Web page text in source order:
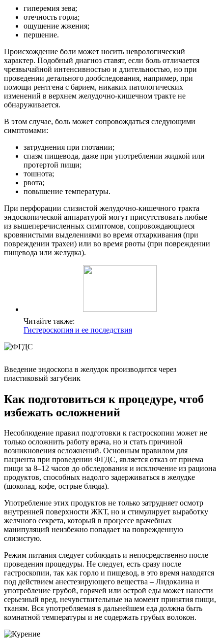
гиперемия зева;
отечность горла;
ощущение жжения;
першение.
Происхождение боли может носить неврологический
характер. Подобный диагноз ставят, если боль отличается
чрезвычайной интенсивностью и длительностью, но при
проведении детального дообследования, например, при
помощи рентгена с барием, никаких патологических
изменений в верхнем желудочно-кишечном тракте не
обнаруживается.
В этом случае, боль может сопровождаться следующими
симптомами:
затруднения при глотании;
спазм пищевода, даже при употреблении жидкой или
протертой пищи;
тошнота;
рвота;
повышение температуры.
При перфорации слизистой желудочно-кишечного тракта
эндоскопической аппаратурой могут присутствовать любые
из вышеперечисленных симптомов, сопровождающиеся
кровянистыми выделениями во время отхаркивания (при
повреждении трахеи) или во время рвоты (при повреждении
пищевода или желудка).
Читайте также:
Гистероскопия и ее последствия
Введение эндоскопа в желудок производится через
пластиковый загубник
Как подготовиться к процедуре, чтоб
избежать осложнений
Несоблюдение правил подготовки к гастроскопии может не
только осложнить работу врача, но и стать причиной
возникновения осложнений. Основным правилом для
пациента при проведении ФГДС, является отказ от приема
пищи за 8–12 часов до обследования и исключение из рациона
продуктов, способных надолго задерживаться в желудке
(шоколад, кофе, острые блюда).
Употребление этих продуктов не только затрудняет осмотр
внутренней поверхности ЖКТ, но и стимулирует выработку
желчного секрета, который в процессе врачебных
манипуляций неизбежно попадает на поврежденную
слизистую.
Режим питания следует соблюдать и непосредственно после
проведения процедуры. Не следует, есть сразу после
гастроскопии, так как горло и пищевод, в это время находятся
под действием анестезирующего вещества – Лидокаина и
употребление грубой, горячей или острой еды может нанести
серьезный вред, нечувствительные на момент принятия пищи,
тканям. Вся употребляемая в дальнейшем еда должна быть
комнатной температуры и не содержать грубых волокон.